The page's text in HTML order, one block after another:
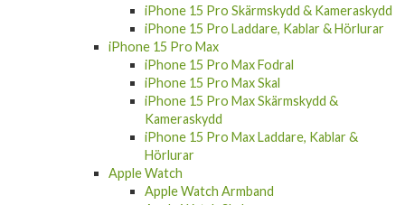
iPhone 15 Pro Skärmskydd & Kameraskydd
iPhone 15 Pro Laddare, Kablar & Hörlurar
iPhone 15 Pro Max
iPhone 15 Pro Max Fodral
iPhone 15 Pro Max Skal
iPhone 15 Pro Max Skärmskydd &
Kameraskydd
iPhone 15 Pro Max Laddare, Kablar &
Hörlurar
Apple Watch
Apple Watch Armband